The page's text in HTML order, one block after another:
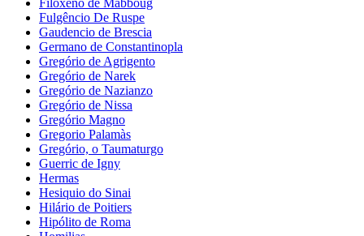
Filoxeno de Mabboug
Fulgêncio De Ruspe
Gaudencio de Brescia
Germano de Constantinopla
Gregório de Agrigento
Gregório de Narek
Gregório de Nazianzo
Gregório de Nissa
Gregório Magno
Gregorio Palamàs
Gregório, o Taumaturgo
Guerric de Igny
Hermas
Hesiquio do Sinai
Hilário de Poitiers
Hipólito de Roma